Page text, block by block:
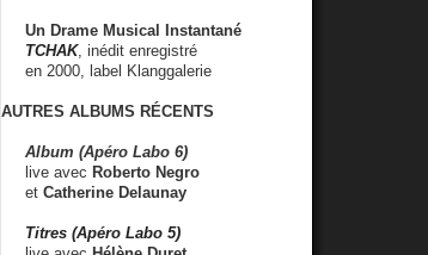
Un Drame Musical Instantané
TCHAK, inédit enregistré
en 2000, label Klanggalerie
AUTRES ALBUMS RÉCENTS
Album (Apéro Labo 6)
live avec Roberto Negro
et Catherine Delaunay
Titres (Apéro Labo 5)